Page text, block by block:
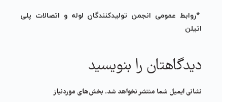
*روابط عمومی انجمن تولیدکنندگان لوله و اتصالات پلی
اتیلن
دیدگاهتان را بنویسید
نشانی ایمیل شما منتشر نخواهد شد. بخش‌های موردنیاز